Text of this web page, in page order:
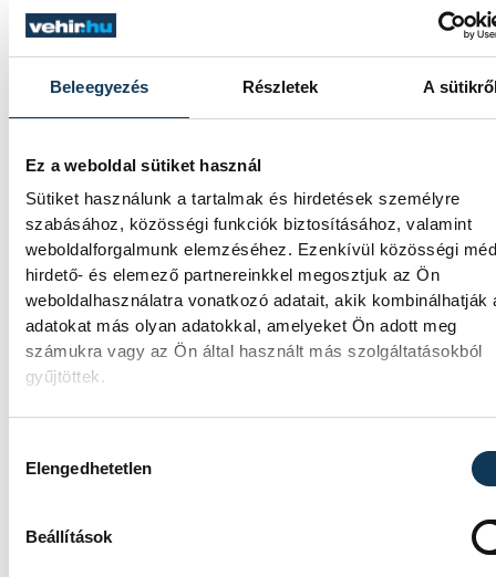
Beleegyezés Részletek A
Ez a weboldal sütiket használ
Sütiket használunk a tartalmak és hirdetések személyre
szabásához, közösségi funkciók biztosításához, valamint
weboldalforgalmunk elemzéséhez. Ezenkívül közösségi
hirdető- és elemező partnereinkkel megosztjuk az Ön
weboldalhasználatra vonatkozó adatait, akik kombinálhatják
adatokat más olyan adatokkal, amelyeket Ön adott meg
számukra vagy az Ön által használt más szolgáltatásokból
gyűjtöttek.
Elengedhetetlen
Beállítások
látogatása során.
Játék közben fedezik fel a
gyerekek
Látványos kísérletek, kreatív feladatok és
sok élmény várja a gyerekeket a veszprémi
Tinker Labsben. Videónkban Balassa
a központ vezetője mutatja be, hogyan
izgalmassá a természettudományok
megismerését.